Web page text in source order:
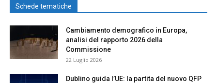
Schede tematiche
Cambiamento demografico in Europa,
analisi del rapporto 2026 della
Commissione
22 Luglio 2026
Dublino guida l’UE: la partita del nuovo QFP